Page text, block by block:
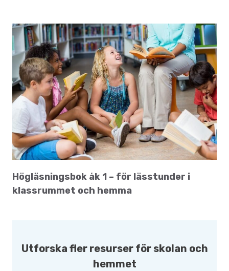
Högläsningsbok åk 1 – för lässtunder i
klassrummet och hemma
Utforska fler resurser för skolan och
hemmet